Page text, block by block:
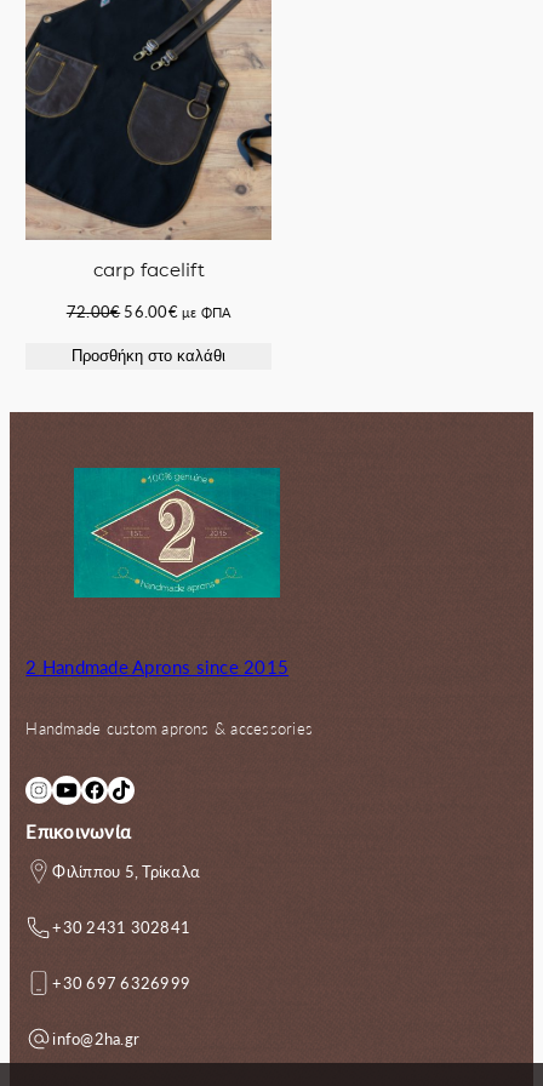
ΠΡΟΣΦΟΡΆ
carp facelift
72.00€ Original
was:
56.00€Η
τιμή
με ΦΠΑ
Προσθήκη στο καλάθι
2 Handmade Aprons since 2015
Handmade custom aprons & accessories
InstagramYouTube Facebook TikTok
Επικοινωνία
Φιλίππου 5, Τρίκαλα
+30 2431 302841
+30 697 6326999
info@2ha.gr